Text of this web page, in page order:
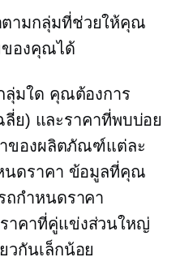
ามกลุ่มที่ช่วยให้คุณ
ของคุณได้
ลุ่มใด คุณต้องการ
ลี่ย) และราคาที่พบบ่อย
ของผลิตภัณฑ์แต่ละ
นดราคา ข้อมูลที่คุณ
ถกำหนดราคา
คาที่คู่แข่งส่วนใหญ่
วกันเล็กน้อย